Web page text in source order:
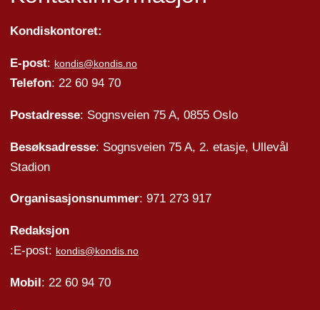
Kondiskontoret:
E-post: kondis@kondis.no
Telefon: 22 60 94 70
Postadresse: Sognsveien 75 A, 0855 Oslo
Besøksadresse: Sognsveien 75 A, 2. etasje, Ullevål
Stadion
Organisasjonsnummer: 971 273 917
Redaksjon
:E-post: kondis@kondis.no
Mobil : 22 60 94 70